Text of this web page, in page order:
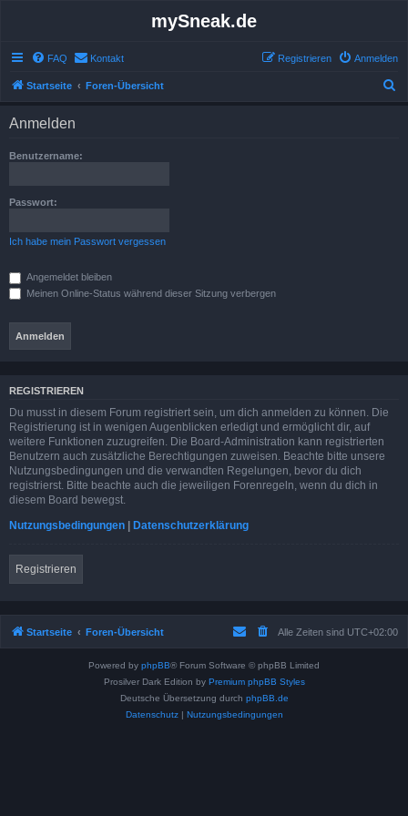
mySneak.de
FAQ Kontakt Anmelden
Registrieren
Startseite Foren-Übersicht
Anmelden
Benutzername:
Passwort:
Ich habe mein Passwort vergessen
Angemeldet bleiben
Meinen Online-Status während dieser Sitzung verbergen
REGISTRIEREN
Du musst in diesem Forum registriert sein, um dich anmelden zu können. Die
Registrierung ist in wenigen Augenblicken erledigt und ermöglicht dir, auf
weitere Funktionen zuzugreifen. Die Board-Administration kann registrierten
Benutzern auch zusätzliche Berechtigungen zuweisen. Beachte bitte unsere
Nutzungsbedingungen und die verwandten Regelungen, bevor du dich
registrierst. Bitte beachte auch die jeweiligen Forenregeln, wenn du dich in
diesem Board bewegst.
Nutzungsbedingungen | Datenschutzerklärung
Registrieren
Startseite Foren-Übersicht Alle Zeiten sind UTC+02:00
Powered by phpBB® Forum Software © phpBB Limited
Prosilver Dark Edition by Premium phpBB Styles
Deutsche Übersetzung durch phpBB.de
Datenschutz| Nutzungsbedingungen